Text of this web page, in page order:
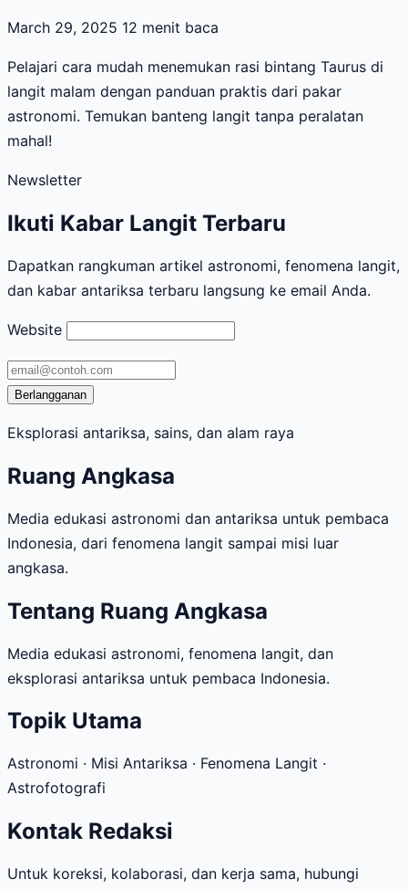
March 29, 2025 12 menit baca
Pelajari cara mudah menemukan rasi bintang Taurus di
langit malam dengan panduan praktis dari pakar
astronomi. Temukan banteng langit tanpa peralatan
mahal!
Newsletter
Ikuti Kabar Langit Terbaru
Dapatkan rangkuman artikel astronomi, fenomena langit,
dan kabar antariksa terbaru langsung ke email Anda.
Website
Alamat
email
Berlangganan
Eksplorasi antariksa, sains, dan alam raya
Ruang Angkasa
Media edukasi astronomi dan antariksa untuk pembaca
Indonesia, dari fenomena langit sampai misi luar
angkasa.
Tentang Ruang Angkasa
Media edukasi astronomi, fenomena langit, dan
eksplorasi antariksa untuk pembaca Indonesia.
Topik Utama
Astronomi · Misi Antariksa · Fenomena Langit ·
Astrofotografi
Kontak Redaksi
Untuk koreksi, kolaborasi, dan kerja sama, hubungi